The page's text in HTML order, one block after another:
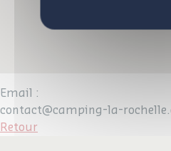
Questions /
Email :
contact@camping-la-
Retour